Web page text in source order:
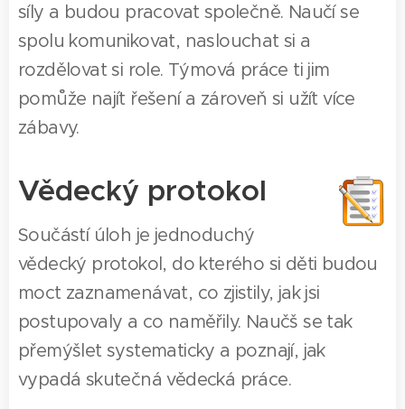
síly a budou pracovat společně. Naučí se
spolu komunikovat, naslouchat si a
rozdělovat si role. Týmová práce ti jim
pomůže najít řešení a zároveň si užít více
zábavy.
Vědecký protokol
Součástí úloh je jednoduchý
vědecký protokol, do kterého si děti budou
moct zaznamenávat, co zjistily, jak jsi
postupovaly a co naměřily. Naučš se tak
přemýšlet systematicky a poznají, jak
vypadá skutečná vědecká práce.